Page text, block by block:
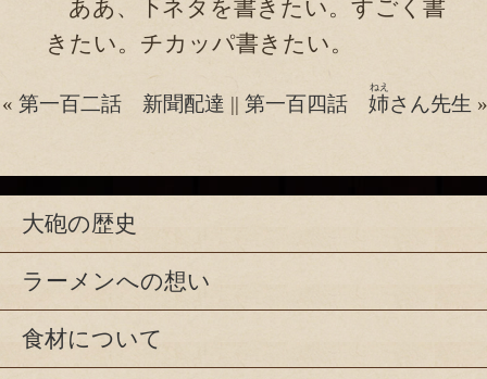
ああ、下ネタを書きたい。すごく書
きたい。チカッパ書きたい。
«第一百二話 新聞配達 ||第一百四話姉
ねえ
さん先生
大砲の歴史
ラーメンへの想い
食材について